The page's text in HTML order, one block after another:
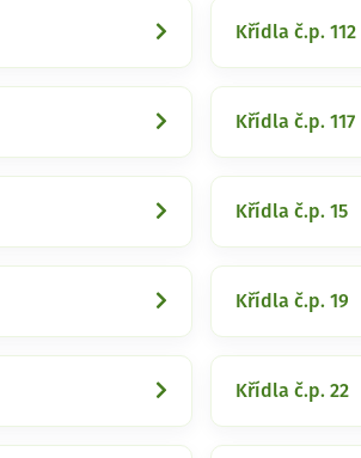
Křídla č.p. 112
Křídla č.p. 117
Křídla č.p. 15
Křídla č.p. 19
Křídla č.p. 22